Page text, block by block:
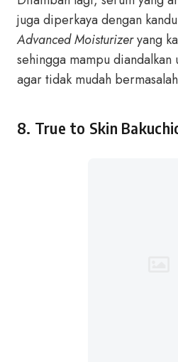
juga diperkaya dengan
Advanced Moisturizeryang
sehingga mampu
agar tidak mudah
8. True to Skin